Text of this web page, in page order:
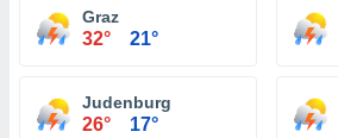
Graz
32° 21°
Judenburg
26° 17°